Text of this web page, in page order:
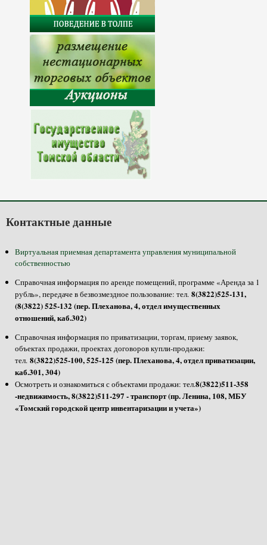
Контактные данные
Виртуальная приемная департамента управления муниципальной
собственностью
Справочная информация по аренде помещений, программе «Аренда за 1
рубль», передаче в безвозмездное пользование: тел. 8(3822)525-131,
(8(3822) 525-132 (пер. Плеханова, 4, отдел имущественных
отношений, каб.302)
Справочная информация по приватизации, торгам, приему заявок,
объектах продажи, проектах договоров купли-продажи:
тел. 8(3822)525-100, 525-125 (пер. Плеханова, 4, отдел приватизации,
каб.301, 304)
Осмотреть и ознакомиться с объектами продажи: тел.8(3822)511-358
-недвижимость, 8(3822)511-297 - транспорт (пр. Ленина, 108, МБУ
«Томский городской центр инвентаризации и учета»)